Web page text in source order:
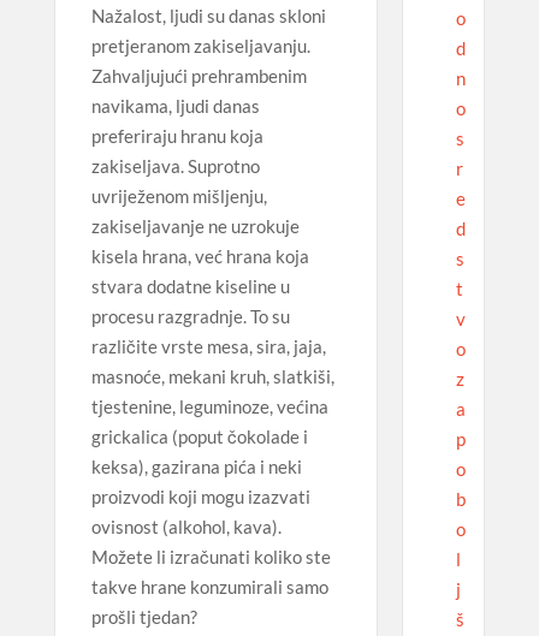
Nažalost, ljudi su danas skloni
pretjeranom zakiseljavanju.
Zahvaljujući prehrambenim
navikama, ljudi danas
preferiraju hranu koja
zakiseljava. Suprotno
uvriježenom mišljenju,
zakiseljavanje ne uzrokuje
kisela hrana, već hrana koja
stvara dodatne kiseline u
procesu razgradnje. To su
različite vrste mesa, sira, jaja,
masnoće, mekani kruh, slatkiši,
tjestenine, leguminoze, većina
grickalica (poput čokolade i
keksa), gazirana pića i neki
proizvodi koji mogu izazvati
ovisnost (alkohol, kava).
Možete li izračunati koliko ste
takve hrane konzumirali samo
prošli tjedan?
o
d
n
o
s
r
e
d
s
t
v
o
z
a
p
o
b
o
l
j
š